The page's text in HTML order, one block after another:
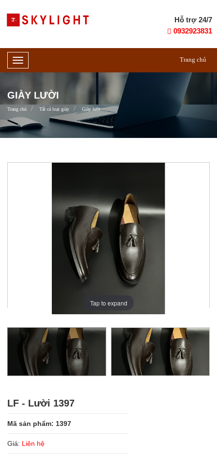
Hỗ trợ 24/7
0932923831
Toggle
navigation
Trang chủ
GIÀY LƯỜI
Trang chủ Tất cả loại giày Giày lười
Tap to expand
LF - Lười 1397
Mã sản phẩm: 1397
Giá: Liên hệ